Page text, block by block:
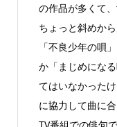
の作品が多くて
ちょっと斜めか
「不良少年の唄
か「まじめにな
てはいなかった
に協力して曲に